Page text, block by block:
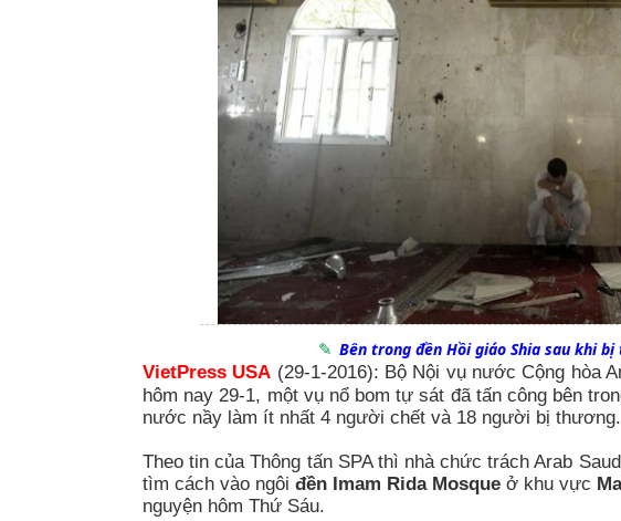
Bên trong đền Hồi giáo Shia sau khi
VietPress USA (29-1-2016): Bộ Nội vụ nước Cộng hòa
hôm nay 29-1, một vụ nổ bom tự sát đã tấn công bên
nước nầy làm ít nhất 4 người chết và 18 người bị thương.
Theo tin của Thông tấn SPA thì nhà chức trách Arab
tìm cách vào ngôi đền Imam Rida Mosque ở khu vực
nguyện hôm Thứ Sáu.